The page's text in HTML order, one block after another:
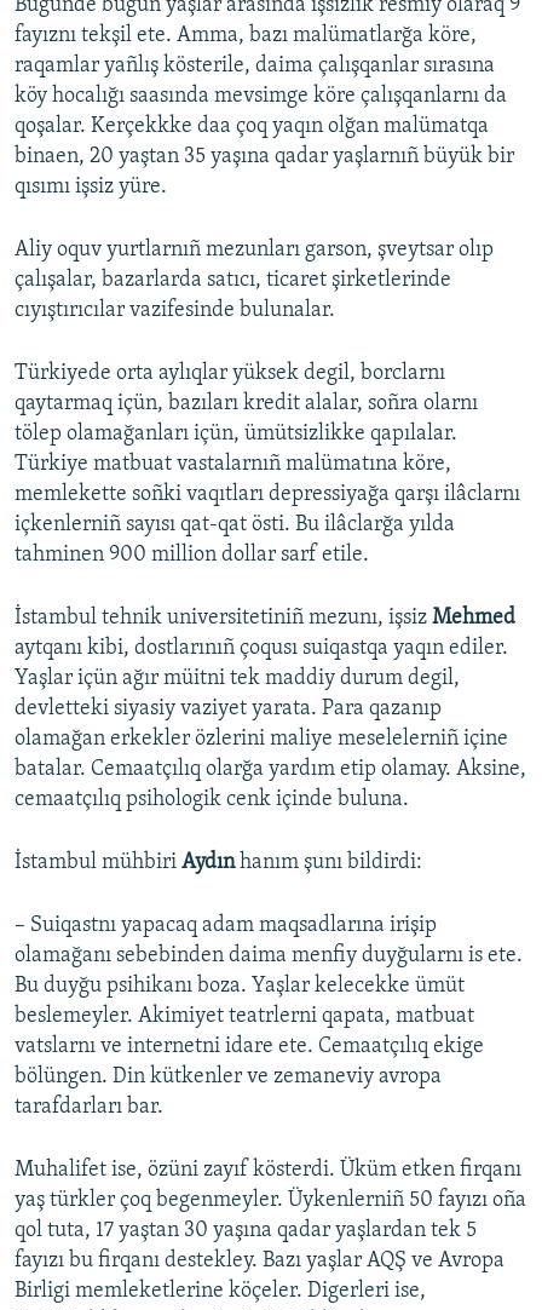
Bugünde bugün yaşlar arasında işsizlik resmiy olaraq 9
fayıznı tekşil ete. Amma, bazı malümatlarğa köre,
raqamlar yañlış kösterile, daima çalışqanlar sırasına
köy hocalığı saasında mevsimge köre çalışqanlarnı da
qoşalar. Kerçekkke daa çoq yaqın olğan malümatqa
binaen, 20 yaştan 35 yaşına qadar yaşlarnıñ büyük bir
qısımı işsiz yüre.
Aliy oquv yurtlarnıñ mezunları garson, şveytsar olıp
çalışalar, bazarlarda satıcı, ticaret şirketlerinde
cıyıştırıcılar vazifesinde bulunalar.
Türkiyede orta aylıqlar yüksek degil, borclarnı
qaytarmaq içün, bazıları kredit alalar, soñra olarnı
tölep olamağanları içün, ümütsizlikke qapılalar.
Türkiye matbuat vastalarnıñ malümatına köre,
memlekette soñki vaqıtları depressiyağa qarşı ilâclarnı
içkenlerniñ sayısı qat-qat östi. Bu ilâclarğa yılda
tahminen 900 million dollar sarf etile.
İstambul tehnik universitetiniñ mezunı, işsiz Mehmed
aytqanı kibi, dostlarınıñ çoqusı suiqastqa yaqın ediler.
Yaşlar içün ağır müitni tek maddiy durum degil,
devletteki siyasiy vaziyet yarata. Para qazanıp
olamağan erkekler özlerini maliye meselelerniñ içine
batalar. Cemaatçılıq olarğa yardım etip olamay. Aksine,
cemaatçılıq psihologik cenk içinde buluna.
İstambul mühbiri Aydınhanım şunı bildirdi:
– Suiqastnı yapacaq adam maqsadlarına irişip
olamağanı sebebinden daima menfiy duyğularnı is ete.
Bu duyğu psihikanı boza. Yaşlar kelecekke ümüt
beslemeyler. Akimiyet teatrlerni qapata, matbuat
vatslarnı ve internetni idare ete. Cemaatçılıq ekige
bölüngen. Din kütkenler ve zemaneviy avropa
tarafdarları bar.
Muhalifet ise, özüni zayıf kösterdi. Üküm etken firqanı
yaş türkler çoq begenmeyler. Üykenlerniñ 50 fayızı oña
qol tuta, 17 yaştan 30 yaşına qadar yaşlardan tek 5
fayızı bu firqanı destekley. Bazı yaşlar AQŞ ve Avropa
Birligi memleketlerine köçeler. Digerleri ise,